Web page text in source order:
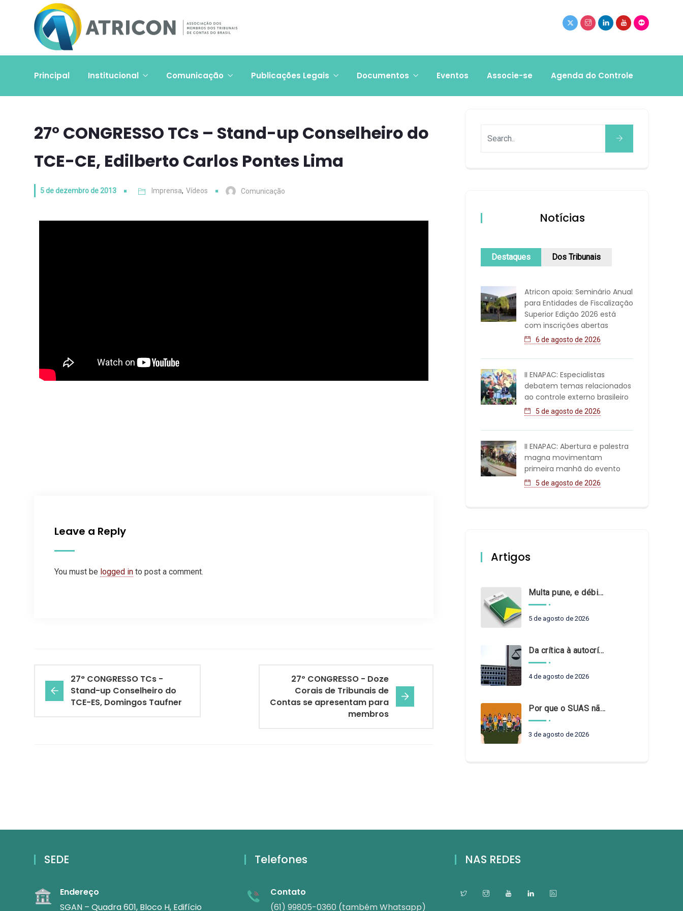
Principal Institucional Comunicação Publicações Legais Documentos Eventos Associe-se Agenda do Controle
27° CONGRESSO TCs – Stand-up Conselheiro do
TCE-CE, Edilberto Carlos Pontes Lima
5 de dezembro de 2013 Imprensa, Vídeos Comunicação
Leave a Reply
You must be logged in to post a comment.
27° CONGRESSO TCs -
Stand-up Conselheiro do
TCE-ES, Domingos Taufner
27º CONGRESSO - Doze
Corais de Tribunais de
Contas se apresentam para
membros
Notícias
Destaques Dos Tribunais
Atricon apoia: Seminário Anual
para Entidades de Fiscalização
Superior Edição 2026 está
com inscrições abertas
6 de agosto de 2026
II ENAPAC: Especialistas
debatem temas relacionados
ao controle externo brasileiro
5 de agosto de 2026
II ENAPAC: Abertura e palestra
magna movimentam
primeira manhã do evento
5 de agosto de 2026
Artigos
Multa pune, e débito recompõe. § 3º do art. 71 da Constituição: um problema de legística formal
5 de agosto de 2026
Da crítica à autocrítica: Tribunais de Contas sob um novo olhar?
4 de agosto de 2026
Por que o SUAS não pode esperar?
3 de agosto de 2026
SEDE
Endereço
SGAN – Quadra 601, Bloco H, Edifício
Telefones
Contato
(61) 99805-0360 (também Whatsapp)
NAS REDES